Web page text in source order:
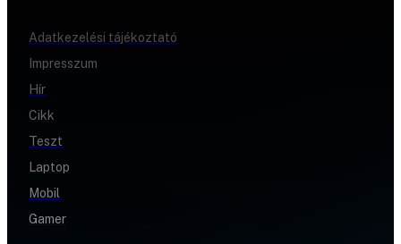
Adatkezelési tájékoztató
Impresszum
Hír
Cikk
Teszt
Laptop
Mobil
Gamer